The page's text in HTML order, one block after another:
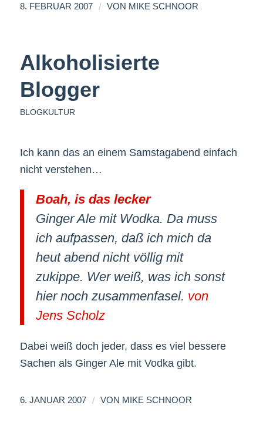
8. FEBRUAR 2007 / VON MIKE SCHNOOR
Alkoholisierte
Blogger
BLOGKULTUR
Ich kann das an einem Samstagabend einfach
nicht verstehen…
Boah, is das lecker
Ginger Ale mit Wodka. Da muss
ich aufpassen, daß ich mich da
heut abend nicht völlig mit
zukippe. Wer weiß, was ich sonst
hier noch zusammenfasel. von
Jens Scholz
Dabei weiß doch jeder, dass es viel bessere
Sachen als Ginger Ale mit Vodka gibt.
6. JANUAR 2007 / VON MIKE SCHNOOR